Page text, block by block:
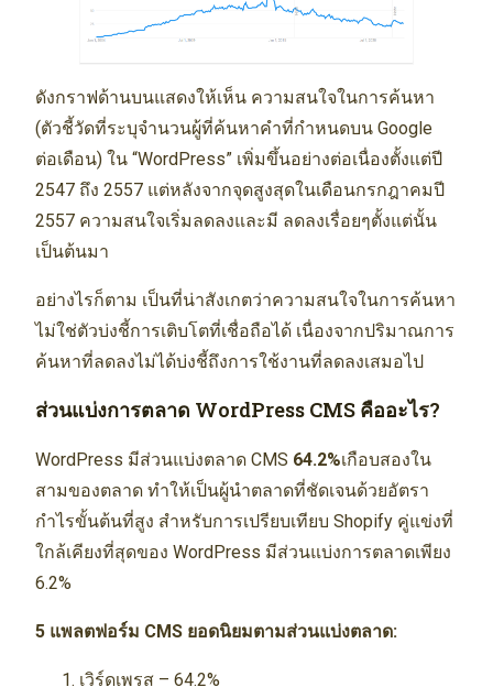
ดังกราฟด้านบนแสดงให้เห็น ความสนใจในการค้นหา
(ตัวชี้วัดที่ระบุจำนวนผู้ที่ค้นหาคำที่กำหนดบน Google
ต่อเดือน) ใน “WordPress” เพิ่มขึ้นอย่างต่อเนื่องตั้งแต่ปี
2547 ถึง 2557 แต่หลังจากจุดสูงสุดในเดือนกรกฎาคมปี
2557 ความสนใจเริ่มลดลงและมี ลดลงเรื่อยๆตั้งแต่นั้น
เป็นต้นมา
อย่างไรก็ตาม เป็นที่น่าสังเกตว่าความสนใจในการค้นหา
ไม่ใช่ตัวบ่งชี้การเติบโตที่เชื่อถือได้ เนื่องจากปริมาณการ
ค้นหาที่ลดลงไม่ได้บ่งชี้ถึงการใช้งานที่ลดลงเสมอไป
ส่วนแบ่งการตลาด WordPress CMS คืออะไร?
WordPress มีส่วนแบ่งตลาด CMS 64.2%เกือบสองใน
สามของตลาด ทำให้เป็นผู้นำตลาดที่ชัดเจนด้วยอัตรา
กำไรขั้นต้นที่สูง สำหรับการเปรียบเทียบ Shopify คู่แข่งที่
ใกล้เคียงที่สุดของ WordPress มีส่วนแบ่งการตลาดเพียง
6.2%
5 แพลตฟอร์ม CMS ยอดนิยมตามส่วนแบ่งตลาด:
เวิร์ดเพรส – 64.2%